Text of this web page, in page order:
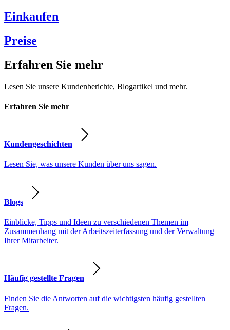
Einkaufen
Preise
Erfahren Sie mehr
Lesen Sie unsere Kundenberichte, Blogartikel und mehr.
Erfahren Sie mehr
Kundengeschichten
Lesen Sie, was unsere Kunden über uns sagen.
Blogs
Einblicke, Tipps und Ideen zu verschiedenen Themen im
Zusammenhang mit der Arbeitszeiterfassung und der Verwaltung
Ihrer Mitarbeiter.
Häufig gestellte Fragen
Finden Sie die Antworten auf die wichtigsten häufig gestellten
Fragen.